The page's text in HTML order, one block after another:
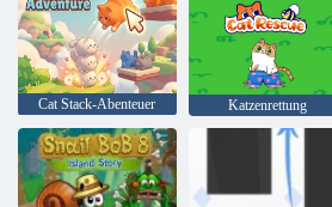
Cat Stack-Abenteuer Katzenrettung